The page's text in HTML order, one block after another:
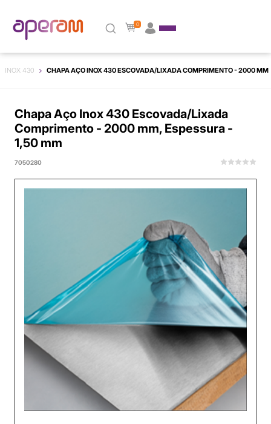
0
INOX 430 CHAPA AÇO INOX 430 ESCOVADA/LIXADA COMPRIMENTO - 2000
Chapa Aço Inox 430 Escovada/Lixada
Comprimento - 2000 mm, Espessura -
1,50 mm
7050280